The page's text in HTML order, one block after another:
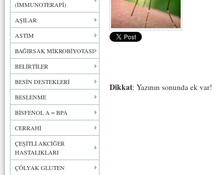
(İMMUNOTERAPİ)
AŞILAR
ASTIM
BAĞIRSAK MİKROBİYOTASI
BELİRTİLER
BESİN DESTEKLERİ
BESLENME
BİSFENOL A = BPA
CERRAHİ
ÇEŞİTLİ AKCİĞER
HASTALIKLARI
ÇÖLYAK GLUTEN
Dikkat: Yazının sonunda ek var!